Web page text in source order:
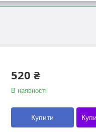
520 ₴
В наявності
Купити